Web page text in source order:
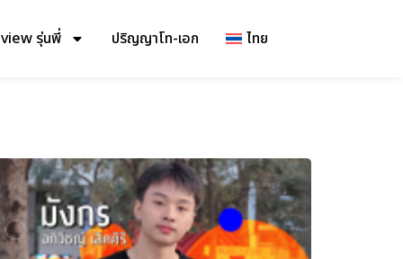
รุ่นพี่ ปริญญาโท-เอก ไทย